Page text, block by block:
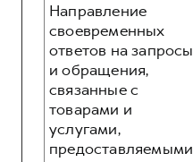
Направление
своевременных
ответов на запросы
и обращения,
связанные с
товарами и
услугами,
предоставляемыми